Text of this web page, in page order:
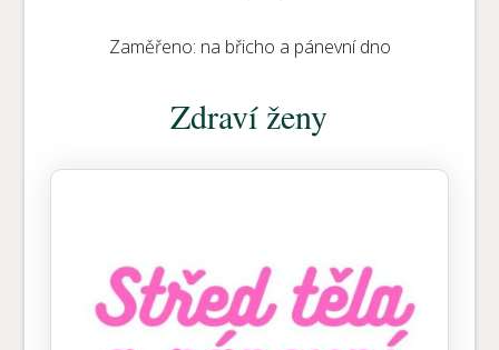
Zaměřeno: na břicho a pánevní dno
Zdraví ženy